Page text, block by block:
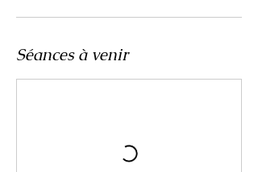
Séances à venir